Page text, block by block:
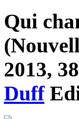
Qui
2013,
Duff